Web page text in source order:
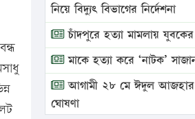
নিয়ে বিদ্যুৎ বিভাগের নির্দেশনা
চাঁদপুরে হত্যা মামলায় যুবকের
মাকে হত্যা করে ‘নাটক’
আগামী ২৮ মে ঈদুল আজহার
ঘোষণা